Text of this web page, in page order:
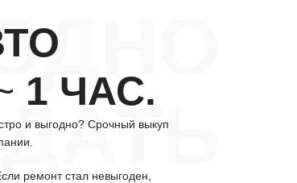
1 ЧАС.
и выгодно? Срочный выкуп
ремонт стал невыгоден,